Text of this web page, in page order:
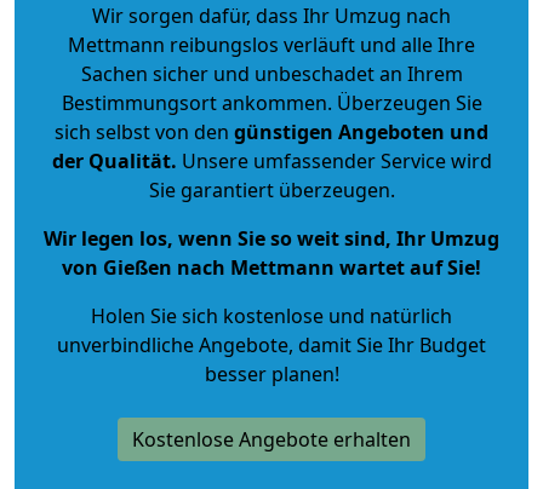
Wir sorgen dafür, dass Ihr Umzug nach
Mettmann reibungslos verläuft und alle Ihre
Sachen sicher und unbeschadet an Ihrem
Bestimmungsort ankommen. Überzeugen Sie
sich selbst von den günstigen Angeboten und
der Qualität. Unsere umfassender Service wird
Sie garantiert überzeugen.
Wir legen los, wenn Sie so weit sind, Ihr Umzug
von Gießen nach Mettmann wartet auf Sie!
Holen Sie sich kostenlose und natürlich
unverbindliche Angebote, damit Sie Ihr Budget
besser planen!
Kostenlose Angebote erhalten